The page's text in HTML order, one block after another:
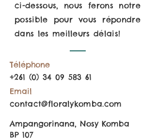
ci-dessous, nous ferons notre
possible pour vous répondre
dans les meilleurs délais!
Téléphone
+261 (0) 34 09 583 61
Email
contact@floralykomba.com
Ampangorinana, Nosy Komba
BP 107